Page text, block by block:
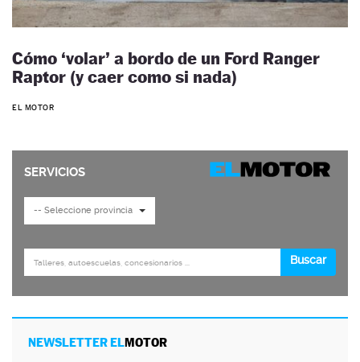
Cómo ‘volar’ a bordo de un Ford Ranger
Raptor (y caer como si nada)
EL MOTOR
NEWSLETTER ELMOTOR